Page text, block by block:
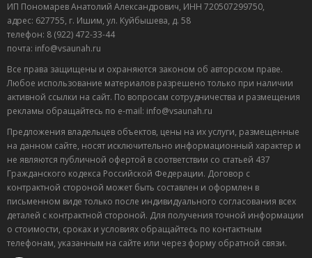
ИП Пономарев Анатолий Александрович, ИНН 720507299750,
адрес: 627755, г. Ишим, ул. Куйбышева, д. 58
телефон: 8 (922) 472-33-44
почта: info@vsaunah.ru
Все права защищены и охраняются законом об авторском праве.
Любое использование материалов разрешено только при наличии
активной ссылки на сайт. По вопросам сотрудничества и размещения
рекламы обращайтесь по e-mail: info@vsaunah.ru
Предложения владельцев объектов, цены на их услуги, размещенные
на данном сайте, носят исключительно информационный характер и
не являются публичной офертой в соответствии со статьей 437
Гражданского кодекса Российской Федерации. Договор с
контрактной стороной может быть составлен и оформлен в
письменном виде только после индивидуального согласования всех
деталей с контрактной стороной. Для получения точной информации
о стоимости, сроках и условиях обращайтесь по контактным
телефонам, указанным на сайте или через форму обратной связи.